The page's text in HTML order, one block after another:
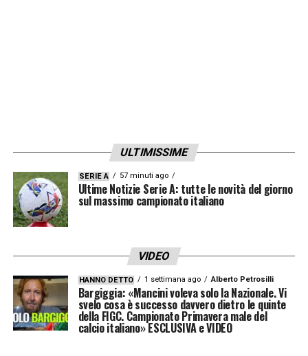
decidere la ultime qualificate ci sono anche:
Georgia-Lussemburgo, Grecia-Kazakistan,
Polonia-Estonia, Bosnia ed Erzegovina-
Ucraina, Israele-Islanda. Tutte quante,
esclusa Georgia-Lussemburgo,
visibili sul canale 202 di Sky Sport
LA PLAYLIST DELLE NOSTRE TOP NEWS
ULTIMISSIME
SERIE A 57 minuti ago
Ultime Notizie Serie A: tutte le novità del giorno
sul massimo campionato italiano
VIDEO
HANNO DETTO 1 settimana ago Alberto Petrosilli
Bargiggia: «Mancini voleva solo la Nazionale. Vi
svelo cosa è successo davvero dietro le quinte
della FIGC. Campionato Primavera male del
calcio italiano» ESCLUSIVA e VIDEO